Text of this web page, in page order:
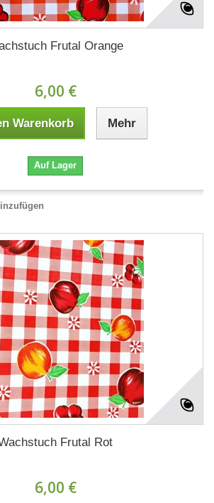
Frutal Orange
6,00 €
Warenkorb Mehr
Auf Lager
Frutal Rot
6,00 €